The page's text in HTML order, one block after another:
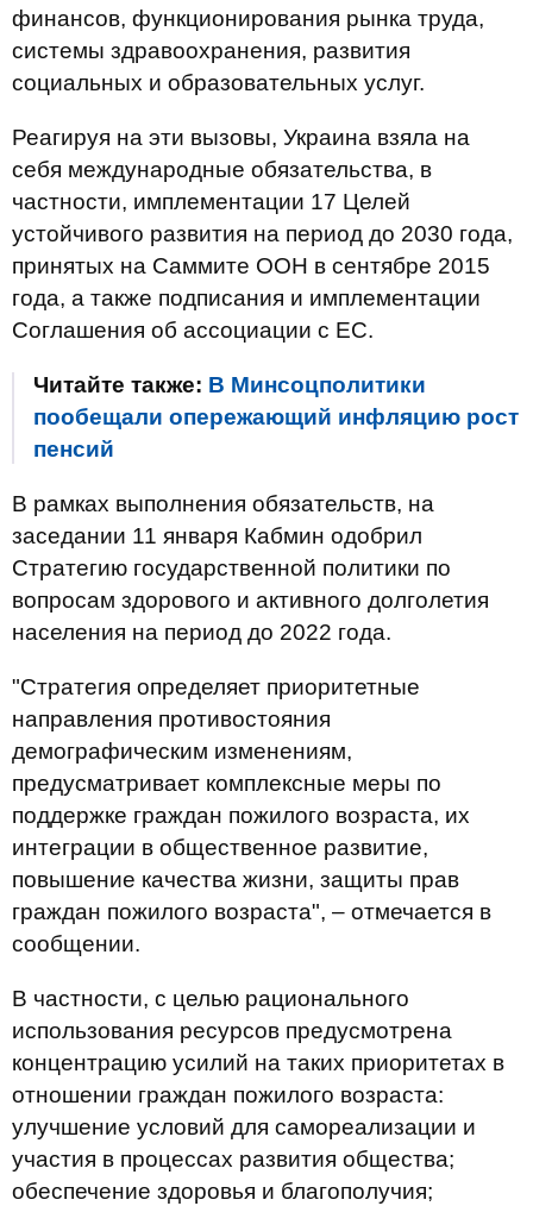
финансов, функционирования рынка труда,
системы здравоохранения, развития
социальных и образовательных услуг.
Реагируя на эти вызовы, Украина взяла на
себя международные обязательства, в
частности, имплементации 17 Целей
устойчивого развития на период до 2030 года,
принятых на Саммите ООН в сентябре 2015
года, а также подписания и имплементации
Соглашения об ассоциации с ЕС.
Читайте также: В Минсоцполитики
пообещали опережающий инфляцию рост
пенсий
В рамках выполнения обязательств, на
заседании 11 января Кабмин одобрил
Стратегию государственной политики по
вопросам здорового и активного долголетия
населения на период до 2022 года.
"Стратегия определяет приоритетные
направления противостояния
демографическим изменениям,
предусматривает комплексные меры по
поддержке граждан пожилого возраста, их
интеграции в общественное развитие,
повышение качества жизни, защиты прав
граждан пожилого возраста", – отмечается в
сообщении.
В частности, с целью рационального
использования ресурсов предусмотрена
концентрацию усилий на таких приоритетах в
отношении граждан пожилого возраста:
улучшение условий для самореализации и
участия в процессах развития общества;
обеспечение здоровья и благополучия;